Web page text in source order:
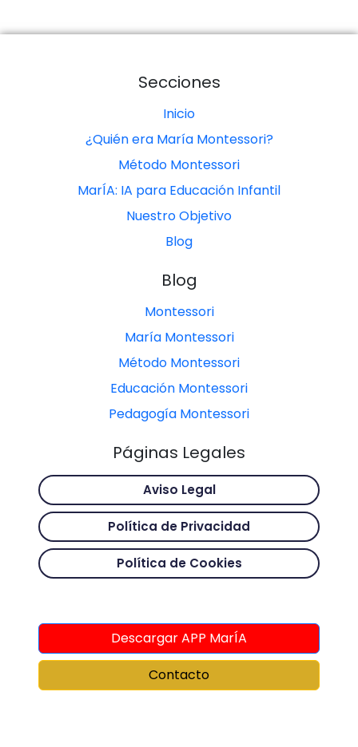
Secciones
Inicio
¿Quién era María Montessori?
Método Montessori
MarÍA: IA para Educación Infantil
Nuestro Objetivo
Blog
Blog
Montessori
María Montessori
Método Montessori
Educación Montessori
Pedagogía Montessori
Páginas Legales
Aviso Legal
Política de Privacidad
Política de Cookies
Descargar APP MarÍA
Contacto